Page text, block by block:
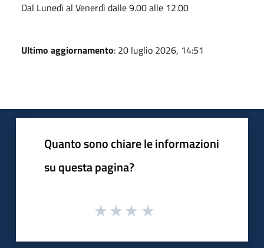
Dal Lunedì al Venerdì dalle 9.00 alle 12.00
Ultimo aggiornamento: 20 luglio 2026, 14:51
Quanto sono chiare le informazioni
su questa pagina?